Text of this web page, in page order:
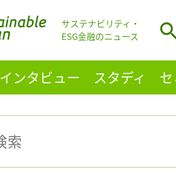
サステナビリティ・
ESG金融のニュース
インタビュー スタディ